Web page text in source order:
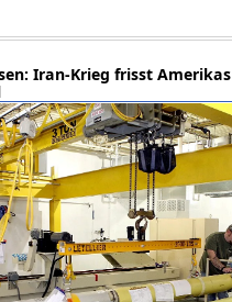
Iran-Krieg frisst Amerikas